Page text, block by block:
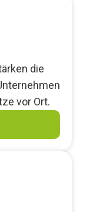
die
vor Ort.